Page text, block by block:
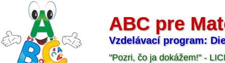
ABC pre
Vzdelávací program:
"Pozri, čo ja dokážem!" -